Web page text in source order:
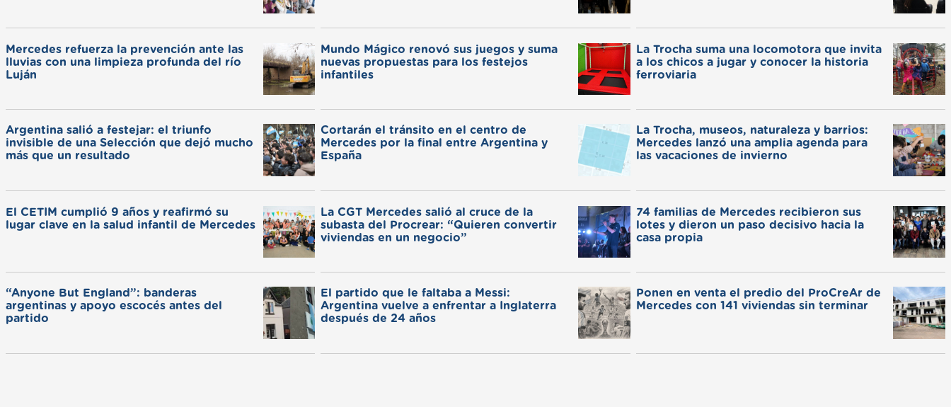
Mercedes refuerza la prevención ante las
lluvias con una limpieza profunda del río
Luján
Mundo Mágico renovó sus juegos y suma
nuevas propuestas para los festejos
infantiles
La Trocha suma una locomotora que invita
a los chicos a jugar y conocer la historia
ferroviaria
Argentina salió a festejar: el triunfo
invisible de una Selección que dejó mucho
más que un resultado
Cortarán el tránsito en el centro de
Mercedes por la final entre Argentina y
España
La Trocha, museos, naturaleza y barrios:
Mercedes lanzó una amplia agenda para
las vacaciones de invierno
El CETIM cumplió 9 años y reafirmó su
lugar clave en la salud infantil de Mercedes
La CGT Mercedes salió al cruce de la
subasta del Procrear: “Quieren convertir
viviendas en un negocio”
74 familias de Mercedes recibieron sus
lotes y dieron un paso decisivo hacia la
casa propia
“Anyone But England”: banderas
argentinas y apoyo escocés antes del
partido
El partido que le faltaba a Messi:
Argentina vuelve a enfrentar a Inglaterra
después de 24 años
Ponen en venta el predio del ProCreAr de
Mercedes con 141 viviendas sin terminar